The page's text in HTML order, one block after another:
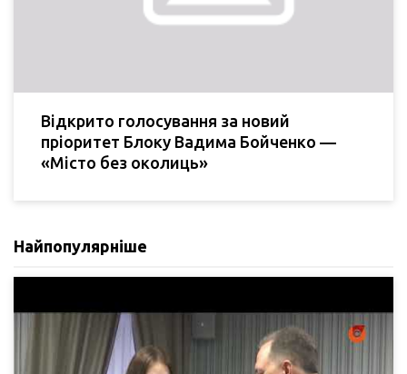
Відкрито голосування за новий
пріоритет Блоку Вадима Бойченко —
«Місто без околиць»
Найпопулярніше